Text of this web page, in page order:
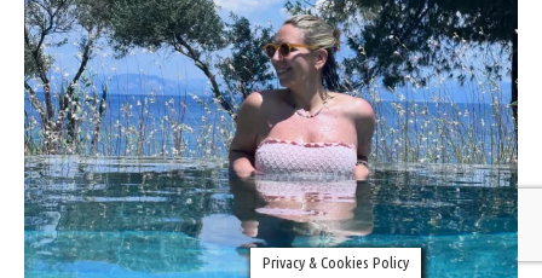
Privacy & Cookies Policy